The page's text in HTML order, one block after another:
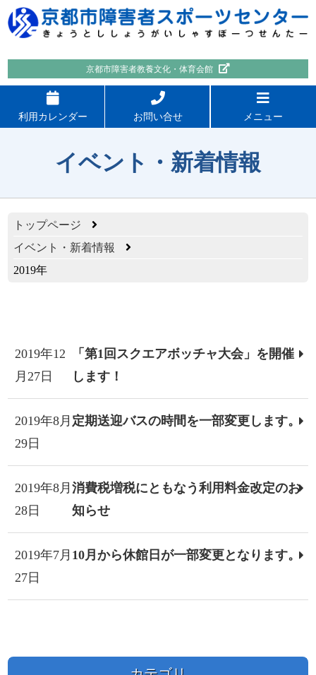
京都市障害者教養文化・体育会館
利用カレンダー お問い合せ メニュー
イベント・新着情報
トップページ
イベント・新着情報
2019年
2019年12
月27日
「第1回スクエアボッチャ大会」を開催
します！
2019年8月
29日
定期送迎バスの時間を一部変更します。
2019年8月
28日
消費税増税にともなう利用料金改定のお
知らせ
2019年7月
27日
10月から休館日が一部変更となります。